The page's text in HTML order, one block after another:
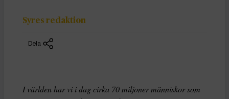
Syres redaktion
Dela
I världen har vi i dag cirka 70 miljoner människor som